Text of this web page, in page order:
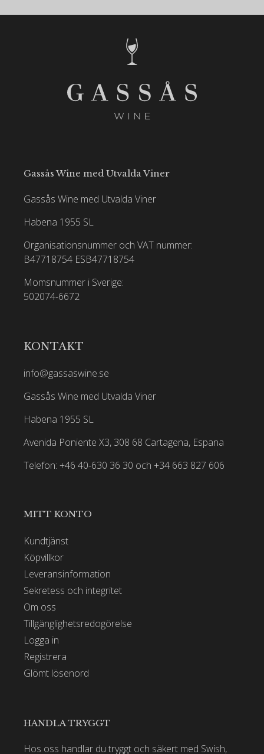
Gassås Wine med Utvalda Viner
Gassås Wine med Utvalda Viner
Habena 1955 SL
Organisationsnummer och VAT nummer:
B47718754 ESB47718754
Momsnummer i Sverige:
502074-6672
KONTAKT
info@gassaswine.se
Gassås Wine med Utvalda Viner
Habena 1955 SL
Avenida Poniente X3, 308 68 Cartagena, Espana
Telefon: +46 40-630 36 30 och +34 663 827 606
MITT KONTO
Kundtjänst
Köpvillkor
Leveransinformation
Sekretess och integritet
Om oss
Tillgänglighetsredogörelse
Logga in
Registrera
Glömt lösenord
HANDLA TRYGGT
Hos oss handlar du tryggt och säkert med Swish,